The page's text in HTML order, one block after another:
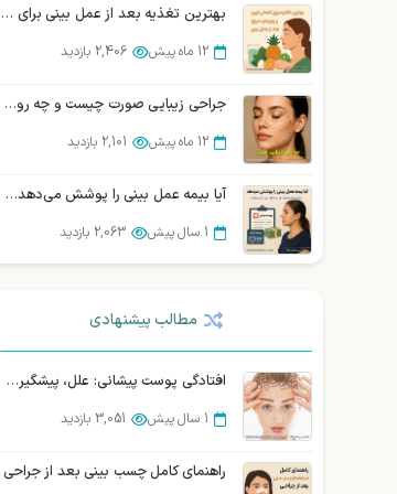
بهترین تغذیه بعد از عمل بینی برای بهبودی سریع
12 ماه پیش 2,406 بازدید
جراحی زیبایی صورت چیست و چه روش‌هایی دارد؟ (بررسی تخصصی)
12 ماه پیش 2,101 بازدید
آیا بیمه عمل بینی را پوشش می‌دهد؟ بررسی و مقایسه شرکتهای بیمه در ایران
1 سال پیش 2,063 بازدید
3 سال پیش 2,061 بازدید
12 ماه پیش 1,976 بازدید
10 سوالی که قبل از عمل بینی باید از جراح خود بپرسید
مطالب پیشنهادی
افتادگی پوست پیشانی: علل، پیشگیری و درمان قطعی
1 سال پیش 3,051 بازدید
راهنمای کامل چسب بینی بعد از جراحی